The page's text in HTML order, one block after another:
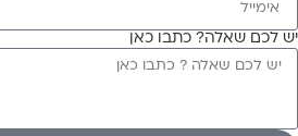
לכם שאלה? כתבו כאן